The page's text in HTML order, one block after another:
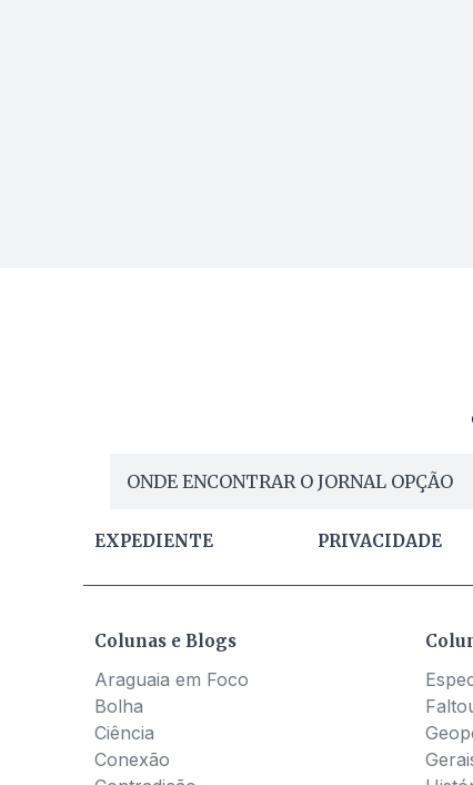
ONDE ENCONTRAR O JORNAL OPÇÃO
EXPEDIENTE PRIVACIDADE
Colunas e Blogs
Araguaia em Foco
Bolha
Ciência
Conexão